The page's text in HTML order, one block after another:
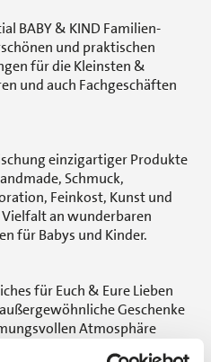
BABY & KIND Familien-
und praktischen
für die Kleinsten &
und auch Fachgeschäften
einzigartiger Produkte
Schmuck,
Feinkost, Kunst und
an wunderbaren
für Babys und Kinder.
für Euch & Eure Lieben
Geschenke
Atmosphäre